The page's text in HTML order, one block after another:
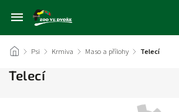
/ Psi / Krmiva / Maso a přílohy / Telecí
Telecí